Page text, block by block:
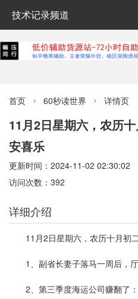
技术记录频道
首页  60秒读世界  详情页
11月2日星期六，农历
安喜乐
更新时间：2024-11-02 02:30:02
访问次数：392
详细介绍
11月2日星期六，农历十月初
1、副省长妻子落马一周后，
2、第三季度海运公司赚翻了